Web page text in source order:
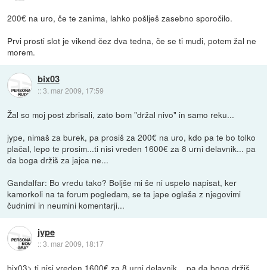
200€ na uro, če te zanima, lahko pošlješ zasebno sporočilo.
Prvi prosti slot je vikend čez dva tedna, če se ti mudi, potem žal ne
morem.
bix03
::3. mar 2009, 17:59
Žal so moj post zbrisali, zato bom "držal nivo" in samo reku...
jype, nimaš za burek, pa prosiš za 200€ na uro, kdo pa te bo tolko
plačal, lepo te prosim...ti nisi vreden 1600€ za 8 urni delavnik... pa
da boga držiš za jajca ne...
Gandalfar: Bo vredu tako? Boljše mi še ni uspelo napisat, ker
kamorkoli na ta forum pogledam, se ta jape oglaša z njegovimi
čudnimi in neumini komentarji...
jype
::3. mar 2009, 18:17